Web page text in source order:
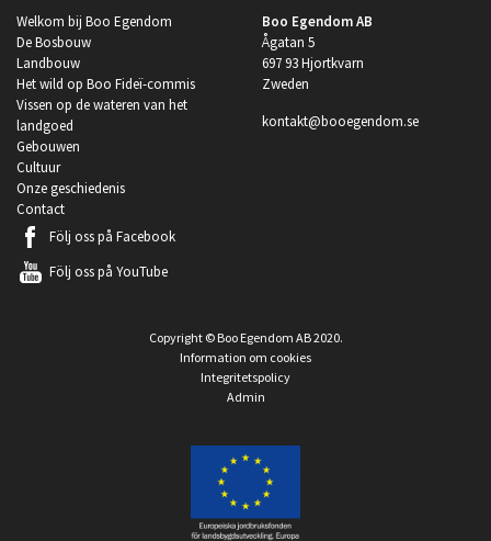
Welkom bij Boo Egendom
De Bosbouw
Landbouw
Het wild op Boo Fideï-commis
Vissen op de wateren van het
landgoed
Gebouwen
Cultuur
Onze geschiedenis
Contact
Boo Egendom AB
Ågatan 5
697 93 Hjortkvarn
Zweden
kontakt@booegendom.se
Följ oss på Facebook
Följ oss på YouTube
Copyright © Boo Egendom AB 2020.
Information om cookies
Integritetspolicy
Admin